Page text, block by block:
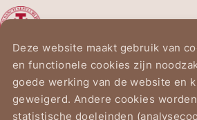
Vogelzanglaan 2
1150 Brussel
Deze website maakt gebruik van
en functionele cookies zijn
goede werking van de website en
geweigerd. Andere cookies
statistische doeleinden